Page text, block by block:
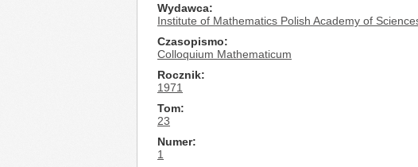
Wydawca
Institute of Mathematics Polish Academy of
Czasopismo
Colloquium Mathematicum
Rocznik
1971
Tom
23
Numer
1